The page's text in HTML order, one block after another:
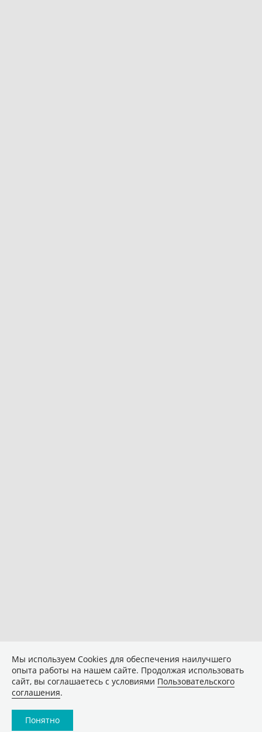
Мы используем Сookies для обеспечения наилучшего
опыта работы на нашем сайте. Продолжая использовать
сайт, вы соглашаетесь с условиями Пользовательского
соглашения.
Понятно